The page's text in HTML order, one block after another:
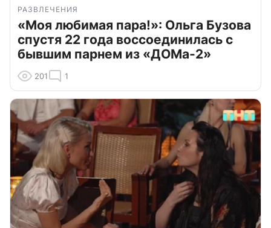
РАЗВЛЕЧЕНИЯ
«Моя любимая пара!»: Ольга Бузова
спустя 22 года воссоединилась с
бывшим парнем из «ДОМа-2»
201 1